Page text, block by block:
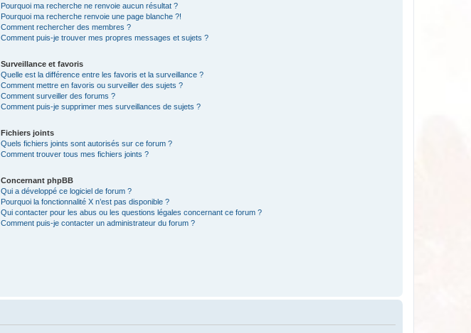
Pourquoi ma recherche ne renvoie aucun résultat ?
Pourquoi ma recherche renvoie une page blanche ?!
Comment rechercher des membres ?
Comment puis-je trouver mes propres messages et sujets ?
Surveillance et favoris
Quelle est la différence entre les favoris et la surveillance ?
Comment mettre en favoris ou surveiller des sujets ?
Comment surveiller des forums ?
Comment puis-je supprimer mes surveillances de sujets ?
Fichiers joints
Quels fichiers joints sont autorisés sur ce forum ?
Comment trouver tous mes fichiers joints ?
Concernant phpBB
Qui a développé ce logiciel de forum ?
Pourquoi la fonctionnalité X n’est pas disponible ?
Qui contacter pour les abus ou les questions légales concernant ce forum ?
Comment puis-je contacter un administrateur du forum ?